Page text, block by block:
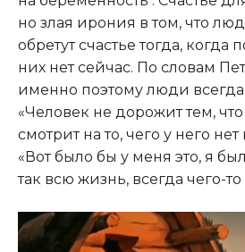
но злая ирония в том, что
обретут счастье тогда, когда
них нет сейчас. По словам
именно поэтому люди всегда
«Человек не дорожит тем, что
смотрит на то, чего у него
«Вот было бы у меня это, я
так всю жизнь, всегда чего-то